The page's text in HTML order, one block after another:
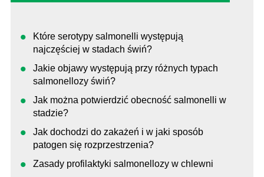
Które serotypy salmonelli występują
najczęściej w stadach świń?
Jakie objawy występują przy różnych typach
salmonellozy świń?
Jak można potwierdzić obecność salmonelli w
stadzie?
Jak dochodzi do zakażeń i w jaki sposób
patogen się rozprzestrzenia?
Zasady profilaktyki salmonellozy w chlewni